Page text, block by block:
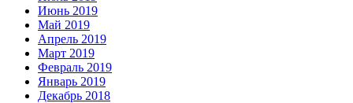
Июнь 2019
Май 2019
Апрель 2019
Март 2019
Февраль 2019
Январь 2019
Декабрь 2018